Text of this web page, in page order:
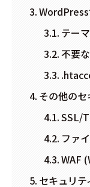
テー
不要
その他の
SSL/
ファ
WAF
セキュリ